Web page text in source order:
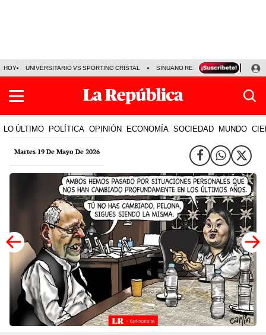
HOY UNIVERSITARIO VS SPORTING CRISTAL SINUANO RESULTADOS HOY
LO ÚLTIMO POLÍTICA OPINIÓN ECONOMÍA SOCIEDAD MUNDO
Martes 19 De Mayo De 2026